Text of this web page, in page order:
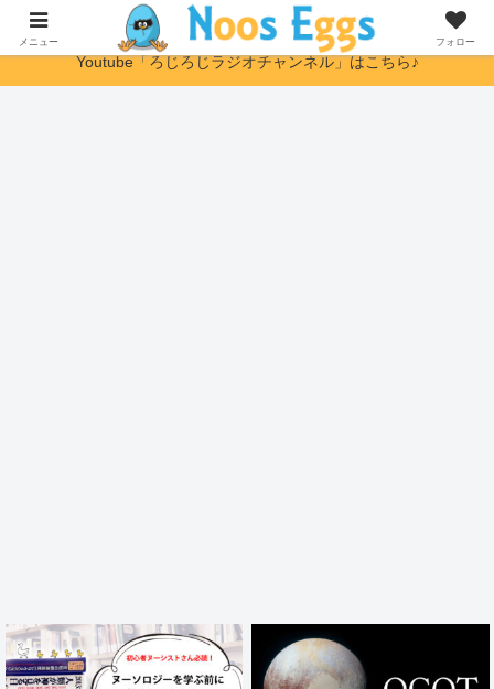
ヌーソロジー初心者さんに優しい解説サイト
Youtube「ろじろじラジオチャンネル」はこちら♪
メニュー フォロー